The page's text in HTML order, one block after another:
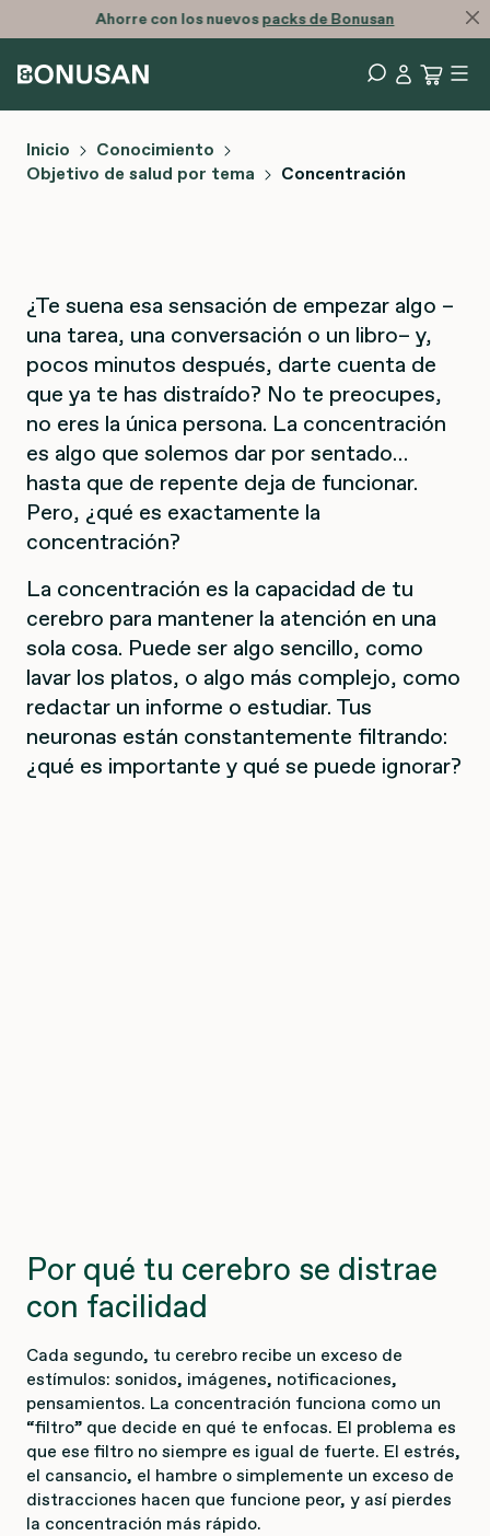
Ahorre con los nuevospacks de Bonusan
Inicio
Conocimiento
Objetivo de salud por tema
Concentración
¿Te suena esa sensación de empezar algo –
una tarea, una conversación o un libro– y,
pocos minutos después, darte cuenta de
que ya te has distraído? No te preocupes,
no eres la única persona. La concentración
es algo que solemos dar por sentado…
hasta que de repente deja de funcionar.
Pero, ¿qué es exactamente la
concentración?
La concentración es la capacidad de tu
cerebro para mantener la atención en una
sola cosa. Puede ser algo sencillo, como
lavar los platos, o algo más complejo, como
redactar un informe o estudiar. Tus
neuronas están constantemente filtrando:
¿qué es importante y qué se puede ignorar?
Por qué tu cerebro se distrae
con facilidad
Cada segundo, tu cerebro recibe un exceso de
estímulos: sonidos, imágenes, notificaciones,
pensamientos. La concentración funciona como un
“filtro” que decide en qué te enfocas. El problema es
que ese filtro no siempre es igual de fuerte. El estrés,
el cansancio, el hambre o simplemente un exceso de
distracciones hacen que funcione peor, y así pierdes
la concentración más rápido.